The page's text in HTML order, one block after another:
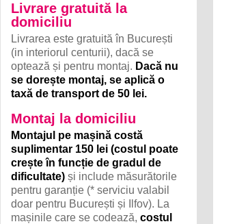
Livrare gratuită la
domiciliu
Livrarea este gratuită în București
(in interiorul centurii), dacă se
optează și pentru montaj. Dacă nu
se dorește montaj, se aplică o
taxă de transport de 50 lei.
Montaj la domiciliu
Montajul pe mașină costă
suplimentar 150 lei (costul poate
crește în funcție de gradul de
dificultate) și include măsurătorile
pentru garanție (* serviciu valabil
doar pentru București și Ilfov). La
mașinile care se codează,costul